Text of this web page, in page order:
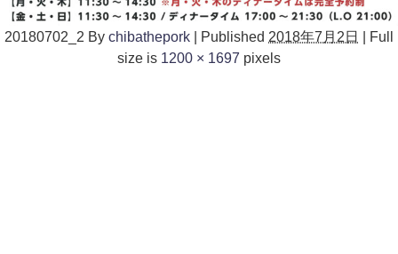
20180702_2 By chibathepork Published 2018年7月2日
Full
size is 1200 × 1697 pixels